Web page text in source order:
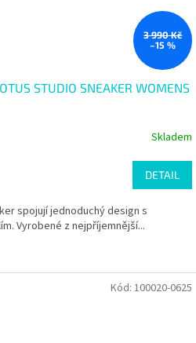
3 990 Kč
–15 %
STUDIO SNEAKER WOMENS
Skladem
DETAIL
spojují jednoduchý design s
Vyrobené z nejpříjemnější...
Kód:100020-0625